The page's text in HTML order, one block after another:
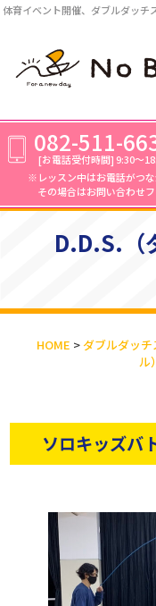
体育イベント開催、ダブルダッチ
082-511-
[お電話受付時間] 9:30～
レッスン中はお電話がつ
その場合はお問い合わせ
D.D.S.（
HOME > ダブルダッ
ル）
ソロキッズバ